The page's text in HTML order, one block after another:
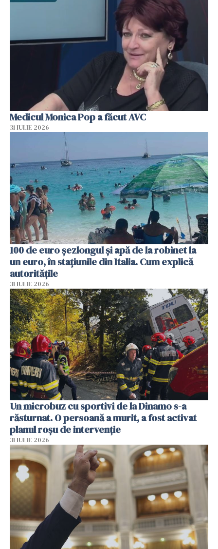
Medicul Monica Pop a făcut AVC
31 IULIE 2026
100 de euro șezlongul și apă de la robinet la
un euro, în stațiunile din Italia. Cum explică
autoritățile
31 IULIE 2026
Un microbuz cu sportivi de la Dinamo s-a
răsturnat. O persoană a murit, a fost activat
planul roșu de intervenție
31 IULIE 2026